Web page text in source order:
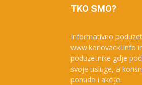
TKO SMO?
Informativno
www.karlovacki.info
poduzetnike gdje
svoje usluge, a
ponude i akcije.